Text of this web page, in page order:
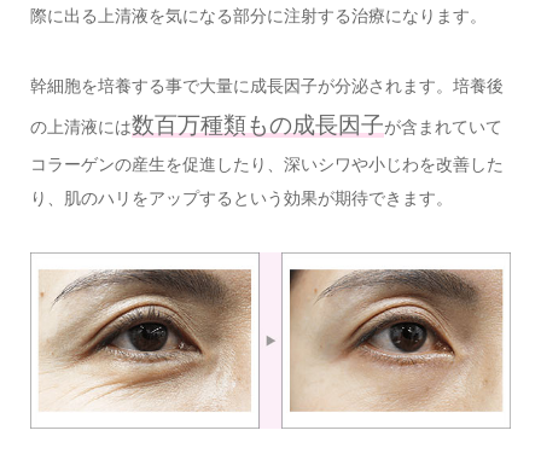
際に出る上清液を気になる部分に注射する治療になります。
幹細胞を培養する事で大量に成長因子が分泌されます。培養後
の上清液には数百万種類もの成長因子が含まれていて
コラーゲンの産生を促進したり、深いシワや小じわを改善した
り、肌のハリをアップするという効果が期待できます。